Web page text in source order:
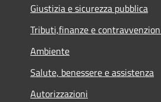
Giustizia e sicurezza pubblica
Tributi,finanze e
Ambiente
Salute, benessere e assistenza
Autorizzazioni